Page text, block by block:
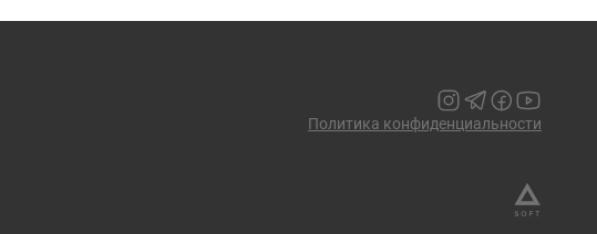
Политика конфиденциальности